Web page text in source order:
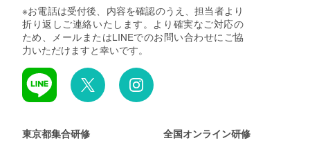
※お電話は受付後、内容を確認のうえ、担当者より
折り返しご連絡いたします。より確実なご対応の
ため、メールまたはLINEでのお問い合わせにご協
力いただけますと幸いです。
東京都集合研修 全国オンライン研修